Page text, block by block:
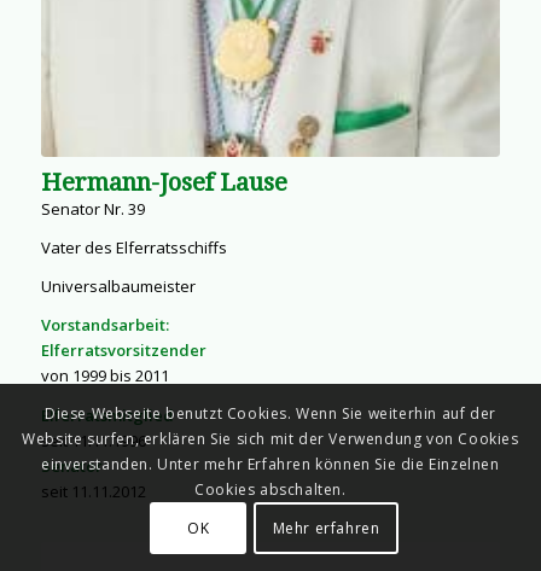
Hermann-Josef Lause
Senator Nr. 39
Vater des Elferratsschiffs
Universalbaumeister
Vorstandsarbeit:
Elferratsvorsitzender
von 1999 bis 2011
Elferratsmitglied
seit 11.11.1996
Senator
seit 11.11.2012
Diese Webseite benutzt Cookies. Wenn Sie weiterhin auf der
Website surfen, erklären Sie sich mit der Verwendung von Cookies
einverstanden. Unter mehr Erfahren können Sie die Einzelnen
Cookies abschalten.
OK
Mehr erfahren